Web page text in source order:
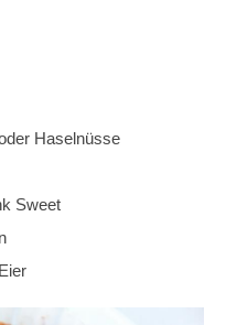
Haselnüsse
Sweet